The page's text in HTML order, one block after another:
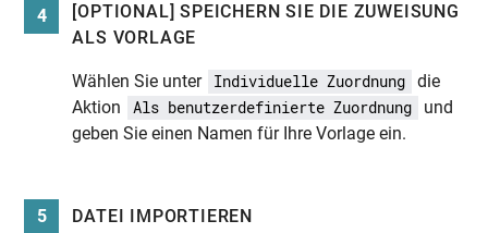
4
[OPTIONAL] SPEICHERN SIE DIE ZUWEISUNG
ALS VORLAGE
Wählen Sie unter Individuelle Zuordnung
die
Aktion
Als benutzerdefinierte Zuordnung
und
geben Sie einen Namen für Ihre Vorlage ein.
5 DATEI IMPORTIEREN